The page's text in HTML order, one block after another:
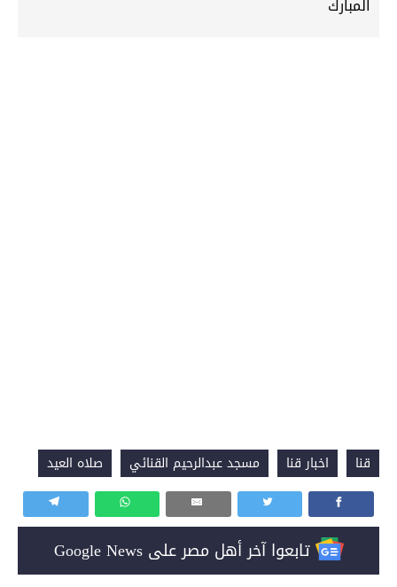
المبارك
قنا اخبار قنا مسجد عبدالرحيم القنائي صلاه العيد
تابعوا آخر أهل مصر على Google News